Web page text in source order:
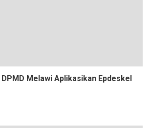
Melawi Aplikasikan Epdeskel